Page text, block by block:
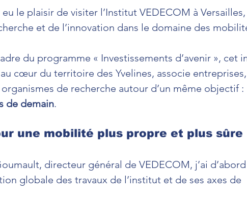
le plaisir de visiter l’Institut VEDECOM à
et de l’innovation dans le domaine des
du programme « Investissements d’avenir », cet
cœur du territoire des Yvelines, associe entreprises,
de recherche autour d’un même objectif :
de demain.
une mobilité plus propre et plus sûre
directeur général de VEDECOM, j’ai d’abord
globale des travaux de l’institut et de ses axes de